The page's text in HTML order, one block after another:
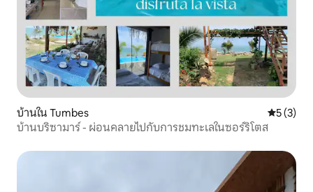
บ้านใน Tumbes คะแนนเฉ
5 (3)
บ้านบริซามาร์ - ผ่อนคลายไปกับการชมทะเลในซอร์ริโตส